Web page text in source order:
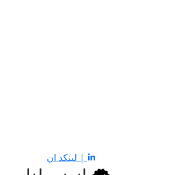
| لينكد ان